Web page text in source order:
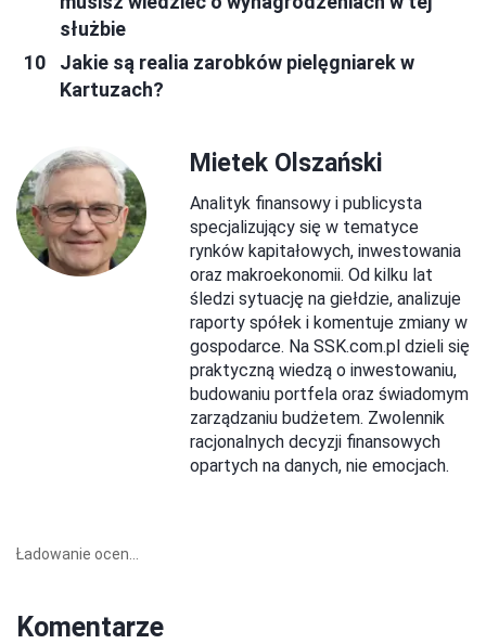
służbie
Jakie są realia zarobków pielęgniarek w
Kartuzach?
Mietek Olszański
Analityk finansowy i publicysta
specjalizujący się w tematyce
rynków kapitałowych, inwestowania
oraz makroekonomii. Od kilku lat
śledzi sytuację na giełdzie, analizuje
raporty spółek i komentuje zmiany w
gospodarce. Na SSK.com.pl dzieli się
praktyczną wiedzą o inwestowaniu,
budowaniu portfela oraz świadomym
zarządzaniu budżetem. Zwolennik
racjonalnych decyzji finansowych
opartych na danych, nie emocjach.
Ładowanie ocen...
Komentarze